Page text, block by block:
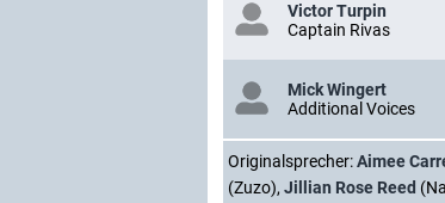
Victor Turpin
Captain Rivas
Mick Wingert
Additional Voices
Originalsprecher:Aimee
(Zuzo), Jillian Rose Reed